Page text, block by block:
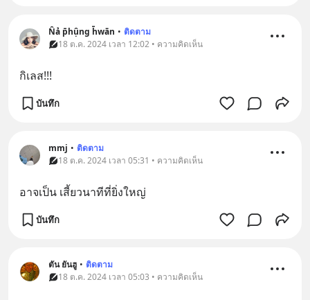
N̂ả p̄hụ̂ng h̄wān • ติดตาม
18 ต.ค. 2024 เวลา 12:02 • ความคิดเห็น
กิเลส!!!
บันทึก
mmj • ติดตาม
18 ต.ค. 2024 เวลา 05:31 • ความคิดเห็น
อาจเป็น เสี้ยวนาทีที่ยิ่งใหญ่
บันทึก
ตัน ยันฮู • ติดตาม
18 ต.ค. 2024 เวลา 05:03 • ความคิดเห็น